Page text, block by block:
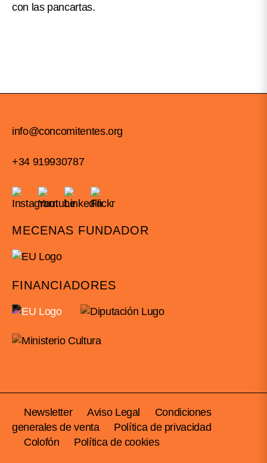
con las pancartas.
info@concomitentes.org
+34 919930787
MECENAS FUNDADOR
FINANCIADORES
Newsletter Aviso Legal
Condiciones
generales de venta
Política de privacidad
Colofón
Política de cookies